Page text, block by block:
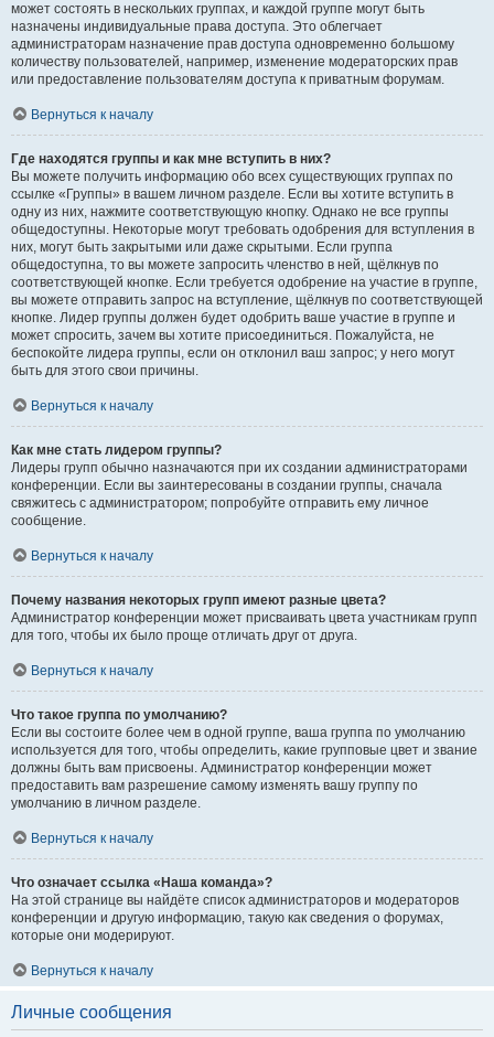
может состоять в нескольких группах, и каждой группе могут быть
назначены индивидуальные права доступа. Это облегчает
администраторам назначение прав доступа одновременно большому
количеству пользователей, например, изменение модераторских прав
или предоставление пользователям доступа к приватным форумам.
Вернуться к началу
Где находятся группы и как мне вступить в них?
Вы можете получить информацию обо всех существующих группах по
ссылке «Группы» в вашем личном разделе. Если вы хотите вступить в
одну из них, нажмите соответствующую кнопку. Однако не все группы
общедоступны. Некоторые могут требовать одобрения для вступления в
них, могут быть закрытыми или даже скрытыми. Если группа
общедоступна, то вы можете запросить членство в ней, щёлкнув по
соответствующей кнопке. Если требуется одобрение на участие в группе,
вы можете отправить запрос на вступление, щёлкнув по соответствующей
кнопке. Лидер группы должен будет одобрить ваше участие в группе и
может спросить, зачем вы хотите присоединиться. Пожалуйста, не
беспокойте лидера группы, если он отклонил ваш запрос; у него могут
быть для этого свои причины.
Вернуться к началу
Как мне стать лидером группы?
Лидеры групп обычно назначаются при их создании администраторами
конференции. Если вы заинтересованы в создании группы, сначала
свяжитесь с администратором; попробуйте отправить ему личное
сообщение.
Вернуться к началу
Почему названия некоторых групп имеют разные цвета?
Администратор конференции может присваивать цвета участникам групп
для того, чтобы их было проще отличать друг от друга.
Вернуться к началу
Что такое группа по умолчанию?
Если вы состоите более чем в одной группе, ваша группа по умолчанию
используется для того, чтобы определить, какие групповые цвет и звание
должны быть вам присвоены. Администратор конференции может
предоставить вам разрешение самому изменять вашу группу по
умолчанию в личном разделе.
Вернуться к началу
Что означает ссылка «Наша команда»?
На этой странице вы найдёте список администраторов и модераторов
конференции и другую информацию, такую как сведения о форумах,
которые они модерируют.
Вернуться к началу
Личные сообщения